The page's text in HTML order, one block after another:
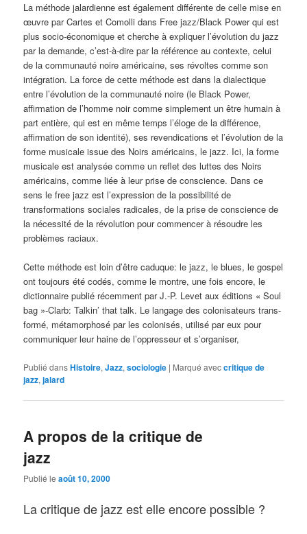
La méthode jalardienne est égale­ment différente de celle mise en
œuvre par Cartes et Comolli dans Free jazz/Black Power qui est
plus so­cio‑économique et cherche à expli­quer l’évolution du jazz
par la demande, c’est‑à‑dire par la référence au contexte, celui
de la communauté noire améri­caine, ses révoltes comme son
intégra­tion. La force de cette méthode est dans la dialectique
entre l’évolution de la communauté noire (le Black Power,
affirmation de l’homme noir comme simplement un être humain à
part en­tière, qui est en même temps l’éloge de la différence,
affirmation de son iden­tité), ses revendications et l’évolution de la
forme musicale issue des Noirs américains, le jazz. Ici, la forme
musi­cale est analysée comme un reflet des luttes des Noirs
américains, comme liée à leur prise de conscience. Dans ce
sens le free jazz est l’expression de la possi­bilité de
transformations sociales radica­les, de la prise de conscience de
la nécessité de la révolution pour com­mencer à résoudre les
problèmes ra­ciaux.
Cette méthode est loin d’être cadu­que: le jazz, le blues, le gospel
ont toujours été codés, comme le montre, une fois encore, le
dictionnaire publié récemment par J.‑P. Levet aux éditions « Soul
bag »‑Clarb: Talkin’ that talk. Le langage des colonisateurs trans­
formé, métamorphosé par les colonisés, utilisé par eux pour
communiquer leur haine de l’oppresseur et s’organiser,
Publié dansHistoire,Jazz,sociologie | Marqué aveccritique de
jazz,jalard
A propos de la critique de
jazz
Publié leaoût 10, 2000
La critique de jazz est elle encore possible ?